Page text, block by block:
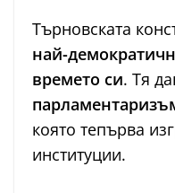
Търновската
най-
времето си. Тя
която тепърва
институции.